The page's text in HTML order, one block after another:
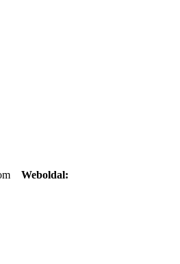
Weboldal: